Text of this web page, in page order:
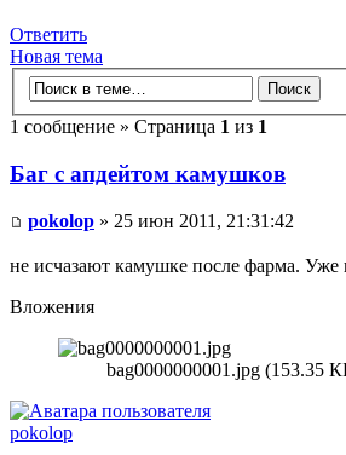
Ответить
Новая тема
1 сообщение » Страница 1 из 1
Баг с апдейтом камушков
pokolop » 25 июн 2011, 21:31:42
не исчазают камушке после фарма. Уже
Вложения
bag0000000001.jpg (153.35
pokolop